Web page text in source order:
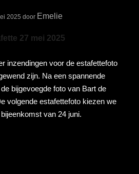
2025 door Emelie
27 mei 2025
inzendingen voor de estafettefoto
zijn. Na een spannende
bijgevoegde foto van Bart de
volgende estafettefoto kiezen we
van 24 juni.